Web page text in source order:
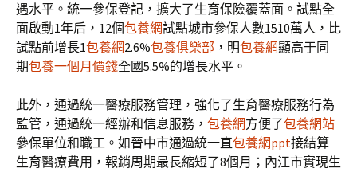
遇水平。統一參保登記，擴大了生育保險覆蓋面。試點全
面啟動1年后，12個包養網試點城市參保人數1510萬人，比
試點前增長1包養網2.6%包養俱樂部 ，明包養網顯高于同
期包養一個月價錢全國5.5%的增長水平。
此外，通過統一醫療服務管理，強化了生育醫療服務行為
監管，通過統一經辦和信息服務， 包養網方便了包養網站
參保單位和職工。如晉中市通過統一直包養網ppt接結算
生育醫療費用，報銷周期最長縮短了8個月；內江市實現生